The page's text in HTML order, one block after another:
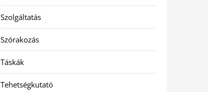
Szolgáltatás
Szórakozás
Táskák
Tehetségkutató